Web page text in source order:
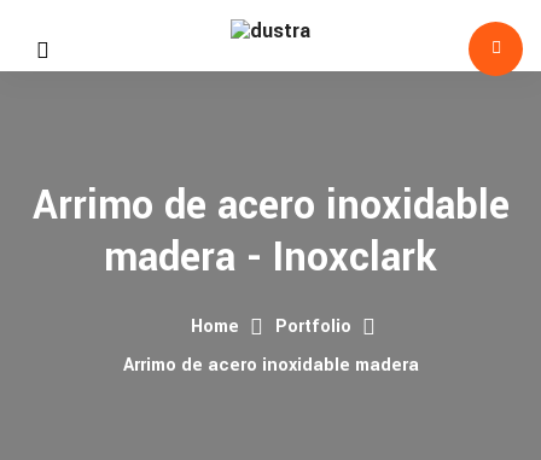
Arrimo de acero inoxidable
madera - Inoxclark
Home
Portfolio
Arrimo de acero inoxidable madera